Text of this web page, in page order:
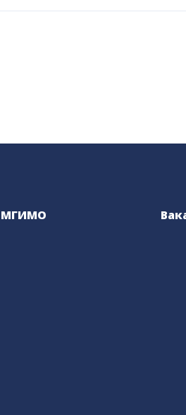
МГИМО